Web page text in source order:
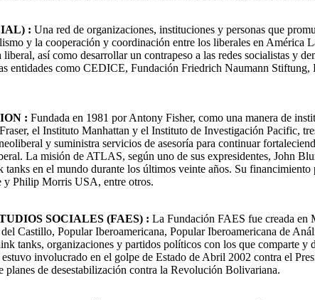
: Una red de organizaciones, instituciones y personas que
y la cooperación y coordinación entre los liberales en América
así como desarrollar un contrapeso a las redes socialistas
entidades como CEDICE, Fundación Friedrich Naumann
: Fundada en 1981 por Antony Fisher, como una manera de
el Instituto Manhattan y el Instituto de Investigación Pacific,
y suministra servicios de asesoría para continuar
La misión de ATLAS, según uno de sus expresidentes, John
tanks en el mundo durante los últimos veinte años. Su
y Philip Morris USA, entre otros.
SOCIALES (FAES) : La Fundación FAES fue creada en
Castillo, Popular Iberoamericana, Popular Iberoamericana de
tanks, organizaciones y partidos políticos con los que comparte
involucrado en el golpe de Estado de Abril 2002 contra el
planes de desestabilización contra la Revolución Bolivariana.